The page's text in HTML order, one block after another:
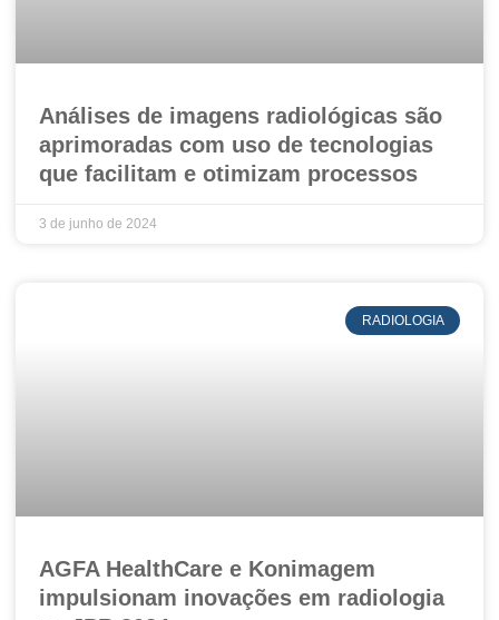
Análises de imagens radiológicas são
aprimoradas com uso de tecnologias
que facilitam e otimizam processos
3 de junho de 2024
RADIOLOGIA
AGFA HealthCare e Konimagem
impulsionam inovações em radiologia